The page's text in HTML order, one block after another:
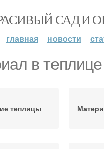
САД И
главная новости
в теплице
теплицы